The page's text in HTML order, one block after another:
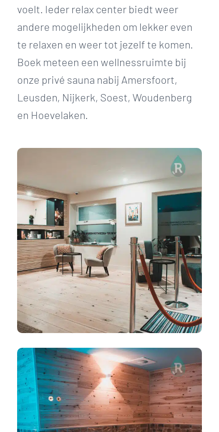
voelt. Ieder relax center biedt weer
andere mogelijkheden om lekker even
te relaxen en weer tot jezelf te komen.
Boek meteen een wellnessruimte bij
onze privé sauna nabij Amersfoort,
Leusden, Nijkerk, Soest, Woudenberg
en Hoevelaken.